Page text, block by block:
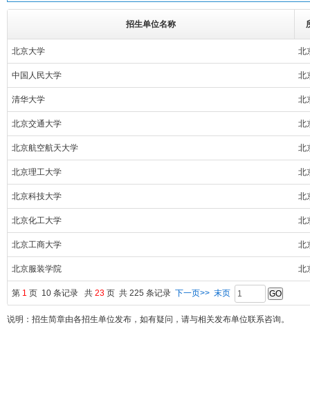
招生单位名称
北京大学 北
中国人民大学 北
清华大学 北
北京交通大学 北
北京航空航天大学 北
北京理工大学 北
北京科技大学 北
北京化工大学 北
北京工商大学 北
北京服装学院 北
第 1 页 10 条记录 共 23 页 共 225 条记录 下一页>> 末页
说明：招生简章由各招生单位发布，如有疑问，请与相关发布单位联系咨询。